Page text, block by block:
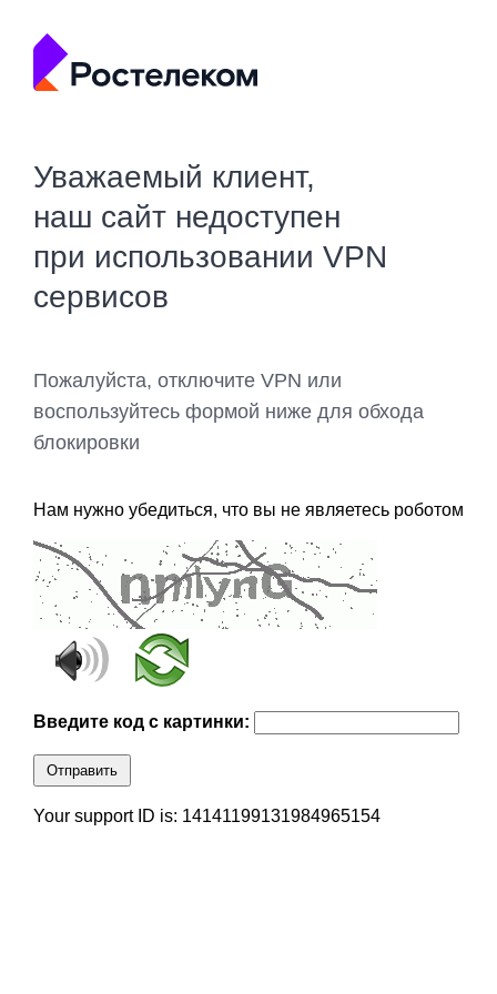
Уважаемый клиент,
наш сайт недоступен
при использовании VPN
сервисов
Пожалуйста, отключите VPN или
воспользуйтесь формой ниже для обхода
блокировки
Нам нужно убедиться, что вы не являетесь роботом
Введите код с картинки:
Отправить
Your support ID is: 14141199131984965154